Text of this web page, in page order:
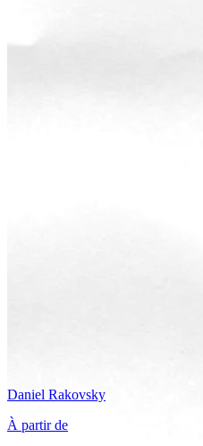
Daniel Rakovsky
À partir de